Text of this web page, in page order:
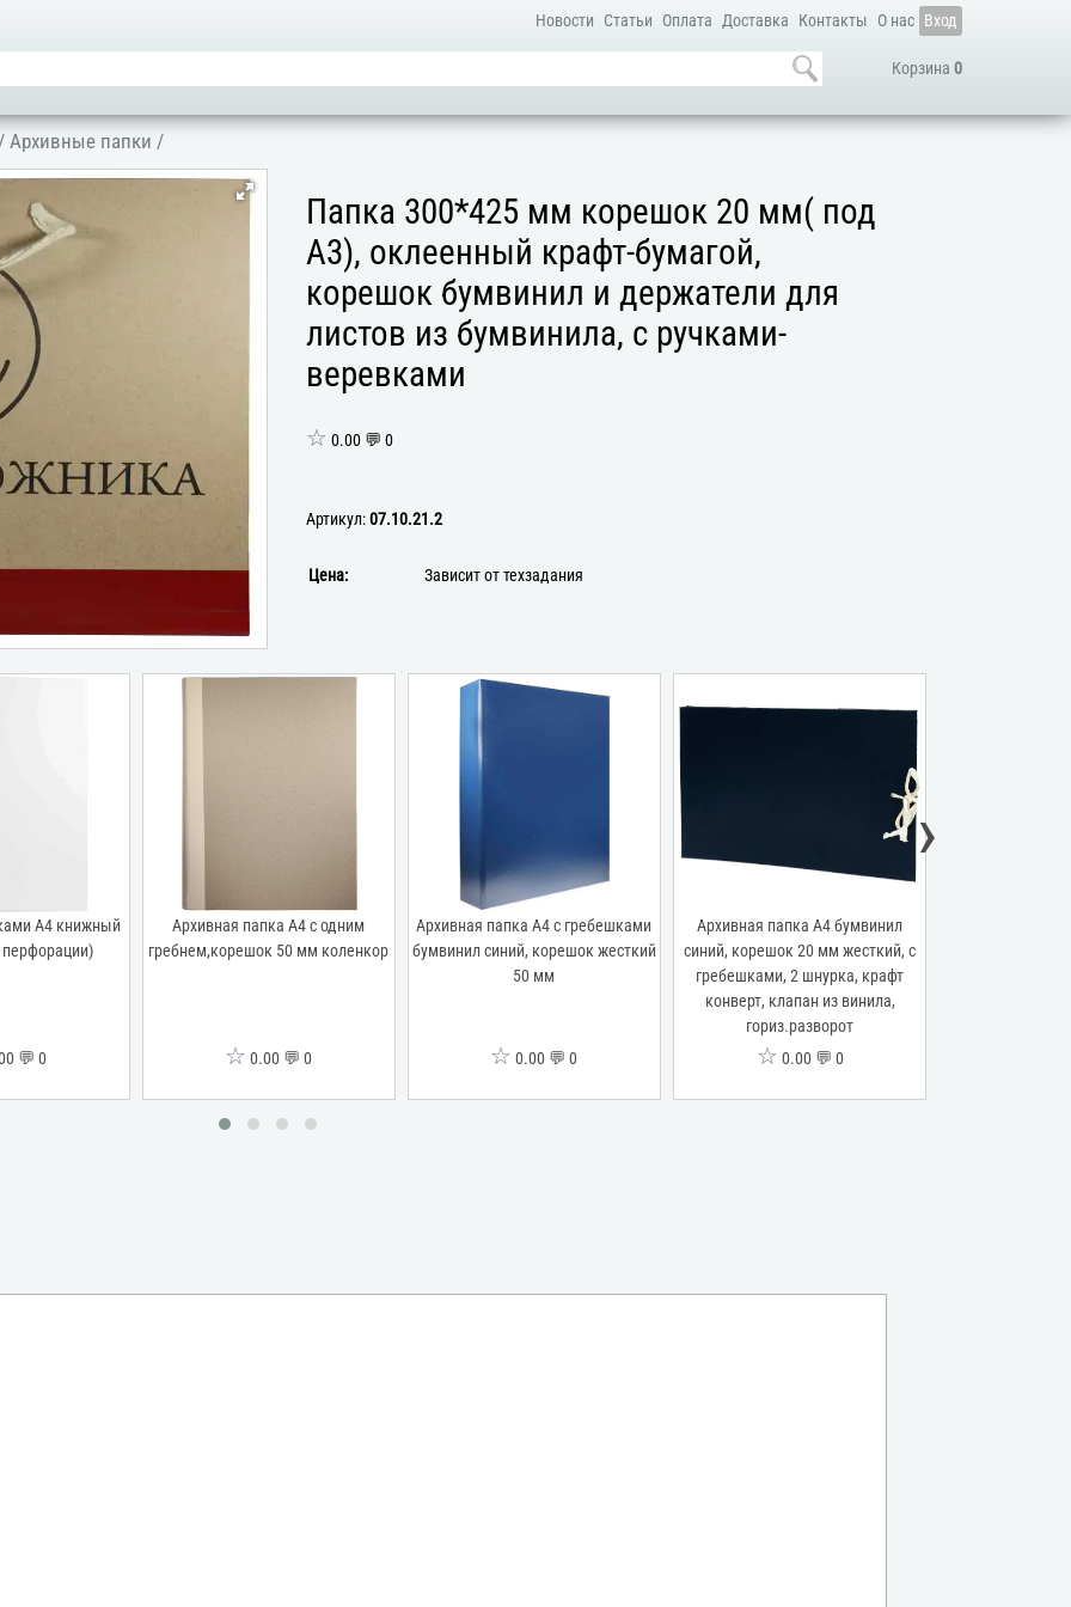
Новости Статьи Оплата Доставка Контакты О нас Вход
Корзина 0
Архивные папки /
Папка 300*425 мм корешок 20 мм( под
А3), оклеенный крафт-бумагой,
корешок бумвинил и держатели для
листов из бумвинила, с ручками-
веревками
☆ 0.00 💬 0
Артикул:07.10.21.2
Цена: Зависит от техзадания
А4 книжный
💬 0
Архивная папка А4 с одним
гребнем,корешок 50 мм коленкор
☆ 0.00 💬 0
Архивная папка А4 с гребешками
бумвинил синий, корешок жесткий
50 мм
☆ 0.00 💬 0
Архивная папка А4 бумвинил
синий, корешок 20 мм жесткий, с
гребешками, 2 шнурка, крафт
конверт, клапан из винила,
гориз.разворот
☆ 0.00 💬 0
›